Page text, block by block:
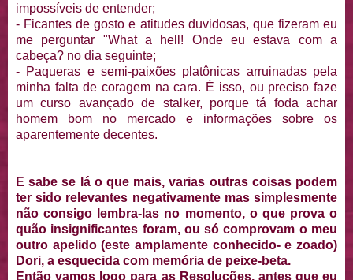
impossíveis de entender;
- Ficantes de gosto e atitudes duvidosas, que fizeram eu
me perguntar "What a hell! Onde eu estava com a
cabeça? no dia seguinte;
- Paqueras e semi-paixões platônicas arruinadas pela
minha falta de coragem na cara. É isso, ou preciso faze
um curso avançado de stalker, porque tá foda achar
homem bom no mercado e informações sobre os
aparentemente decentes.
E sabe se lá o que mais, varias outras coisas podem
ter sido relevantes negativamente mas simplesmente
não consigo lembra-las no momento, o que prova o
quão insignificantes foram, ou só comprovam o meu
outro apelido (este amplamente conhecido- e zoado)
Dori, a esquecida com memória de peixe-beta.
Então vamos logo para as Resoluções, antes que eu